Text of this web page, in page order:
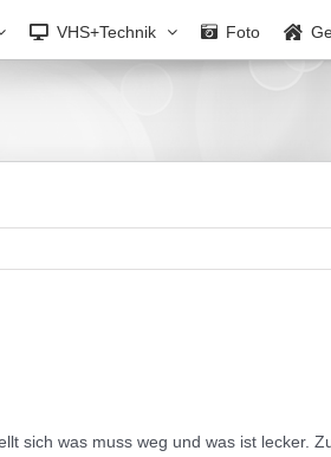
VHS+Technik Foto
sich was muss weg und was ist lecker.